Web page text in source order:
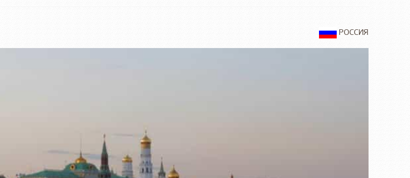
РОССИЯ